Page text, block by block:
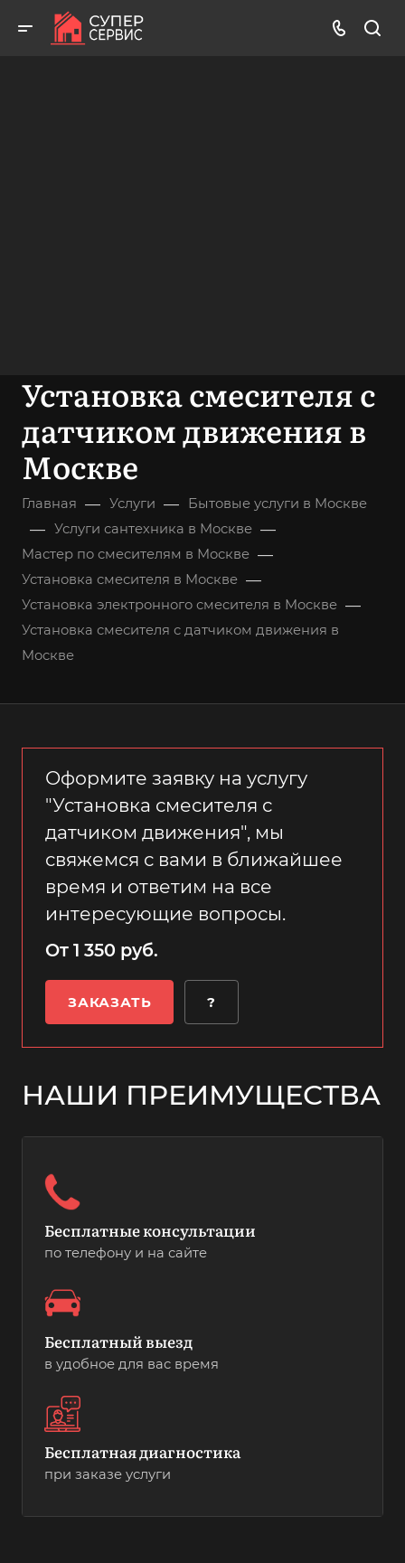
Установка смесителя с
датчиком движения в
Москве
Главная — Услуги — Бытовые услуги в Москве
— Услуги сантехника в Москве —
Мастер по смесителям в Москве —
Установка смесителя в Москве —
Установка электронного смесителя в Москве —
Установка смесителя с датчиком движения в
Москве
Оформите заявку на услугу
"Установка смесителя с
датчиком движения", мы
свяжемся с вами в ближайшее
время и ответим на все
интересующие вопросы.
От 1 350 руб.
ЗАКАЗАТЬ ?
НАШИ ПРЕИМУЩЕСТВА
Бесплатные консультации
по телефону и на сайте
Бесплатный выезд
в удобное для вас время
Бесплатная диагностика
при заказе услуги